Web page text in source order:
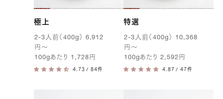
極上
2-3人前（ 400g） 6,912
円 〜
100gあたり 1,728 円
/ 84件
特選
2-3人前（400g） 10,368
円 〜
100gあたり2,592 円
/ 47件